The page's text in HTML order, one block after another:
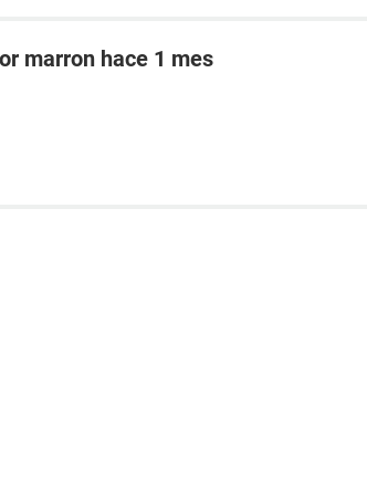
marron hace 1 mes